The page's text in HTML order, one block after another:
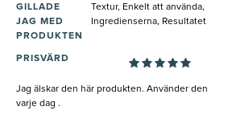
GILLADE
JAG MED
PRODUKTEN
Textur, Enkelt att använda,
Ingredienserna, Resultatet
PRISVÄRD
Jag älskar den här produkten. Använder den
varje dag .